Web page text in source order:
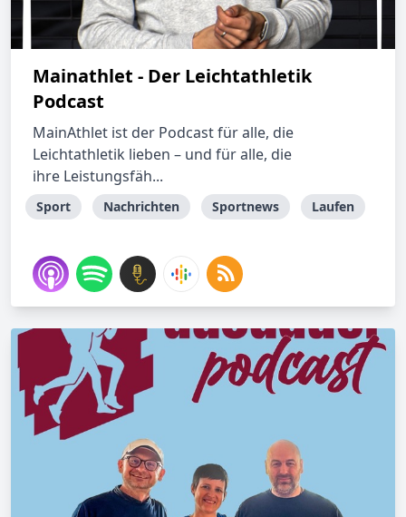
Mainathlet - Der Leichtathletik
Podcast
MainAthlet ist der Podcast für alle, die
Leichtathletik lieben – und für alle, die
ihre Leistungsfäh...
Sport Nachrichten Sportnews Laufen